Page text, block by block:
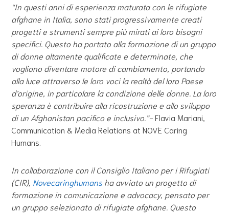
“In questi anni di esperienza maturata con le rifugiate
afghane in Italia, sono stati progressivamente creati
progetti e strumenti sempre più mirati ai loro bisogni
specifici. Questo ha portato alla formazione di un gruppo
di donne altamente qualificate e determinate, che
vogliono diventare motore di cambiamento, portando
alla luce attraverso le loro voci la realtà del loro Paese
d’origine, in particolare la condizione delle donne. La loro
speranza è contribuire alla ricostruzione e allo sviluppo
di un Afghanistan pacifico e inclusivo.”-Flavia Mariani,
Communication & Media Relations at NOVE Caring
Humans.
In collaborazione con il Consiglio Italiano per i Rifugiati
(CIR), Novecaringhumans ha avviato un progetto di
formazione in comunicazione e advocacy, pensato per
un gruppo selezionato di rifugiate afghane. Questo